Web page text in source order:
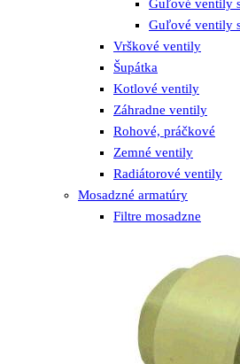
Guľové ventily
Guľové ventily
Vrškové ventily
Šupátka
Kotlové ventily
Záhradne ventily
Rohové, práčkové
Zemné ventily
Radiátorové ventily
Mosadzné armatúry
Filtre mosadzne